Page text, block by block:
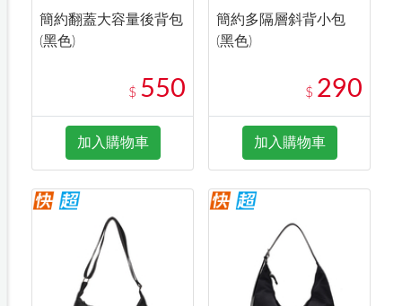
簡約翻蓋大容量後背包
(黑色)
$ 550
加入購物車
簡約多隔層斜背小包
(黑色)
$ 290
加入購物車